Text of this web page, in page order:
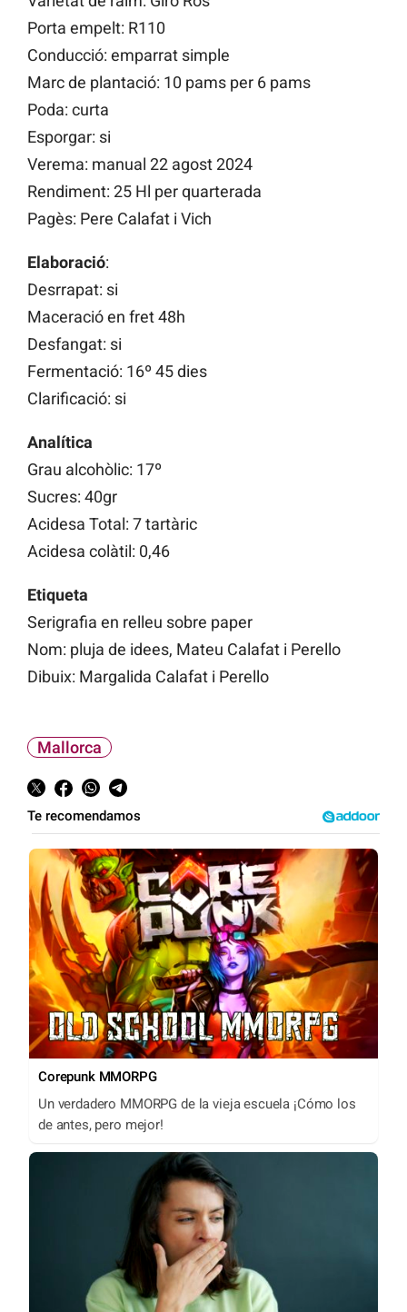
Porta empelt: R110
Conducció: emparrat simple
Marc de plantació: 10 pams per 6 pams
Poda: curta
Esporgar: si
Verema: manual 22 agost 2024
Rendiment: 25 Hl per quarterada
Pagès: Pere Calafat i Vich
Elaboració:
Desrrapat: si
Maceració en fret 48h
Desfangat: si
Fermentació: 16º 45 dies
Clarificació: si
Analítica
Grau alcohòlic: 17º
Sucres: 40gr
Acidesa Total: 7 tartàric
Acidesa colàtil: 0,46
Etiqueta
Serigrafia en relleu sobre paper
Nom: pluja de idees, Mateu Calafat i Perello
Dibuix: Margalida Calafat i Perello
Mallorca
Corepunk MMORPG
Un verdadero MMORPG de la vieja escuela ¡Cómo los
de antes, pero mejor!